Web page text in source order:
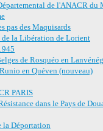
de l'ANACR du
pas des Maquisards
de la Libération de Lorient
de Rosquéo en
en Quéven (nouveau)
PARIS
dans le Pays de
la Déportation